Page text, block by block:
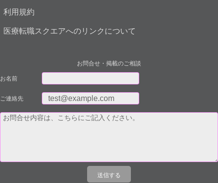
利用規約
医療転職スクエアへのリンクについて
お問合せ・掲載のご相談
お名前
ご連絡先